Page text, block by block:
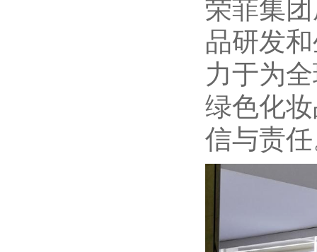
品研发
力于为
绿色化
信与责